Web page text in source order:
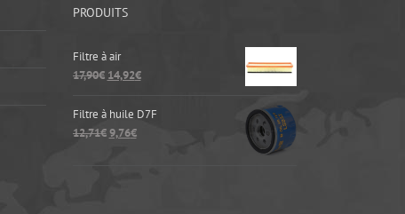
PRODUITS
Filtre à air
17,90€ 14,92€
Filtre à huile D7F
12,71€ 9,76€